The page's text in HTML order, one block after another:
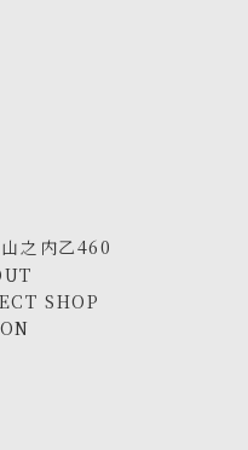
之内乙460
SHOP